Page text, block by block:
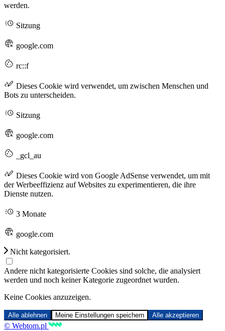
werden.
Sitzung
google.com
rc::f
Dieses Cookie wird verwendet, um zwischen Menschen und
Bots zu unterscheiden.
Sitzung
google.com
_gcl_au
Dieses Cookie wird von Google AdSense verwendet, um mit
der Werbeeffizienz auf Websites zu experimentieren, die ihre
Dienste nutzen.
3 Monate
google.com
Nicht kategorisiert.
Andere nicht kategorisierte Cookies sind solche, die analysiert
werden und noch keiner Kategorie zugeordnet wurden.
Keine Cookies anzuzeigen.
Alle ablehnen Meine Einstellungen speichern Alle akzeptieren
© Webtom.pl